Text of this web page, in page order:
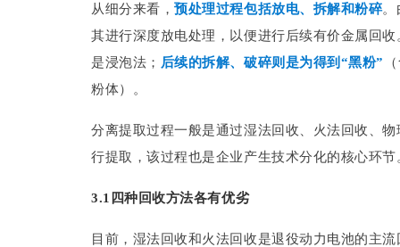
从细分来看，预处理过程包括放电、拆解和粉碎。
其进行深度放电处理，以便进行后续有价金属回
是浸泡法； 后续的拆解、破碎则是为得到“黑粉”
粉体）。
分离提取过程一般是通过湿法回收、火法回收、
行提取，该过程也是企业产生技术分化的核心环节
3.1四种回收方法各有优劣
目前，湿法回收和火法回收是退役动力电池的主